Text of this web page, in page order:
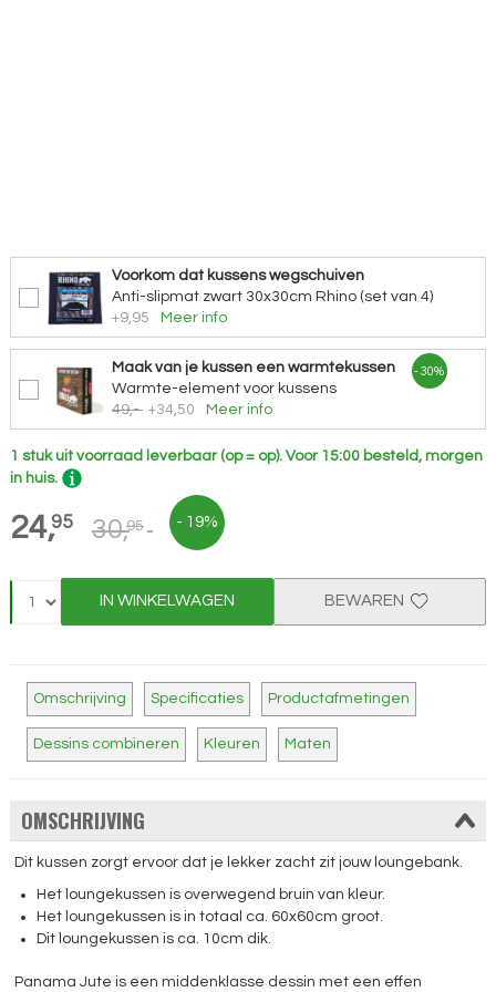
Voorkom dat kussens wegschuiven
Anti-slipmat zwart 30x30cm Rhino (set van 4)
+9,95
Meer info
Maak van je kussen een warmtekussen
Warmte-element voor kussens
49,- +34,50 Meer info
- 30%
1 stuk uit voorraad leverbaar (op = op). Voor 15:00 besteld, morgen
in huis.
24,95 30,95 - 19%
IN WINKELWAGEN BEWAREN
Omschrijving Specificaties Productafmetingen
Dessins combineren Kleuren Maten
OMSCHRIJVING
Dit kussen zorgt ervoor dat je lekker zacht zit jouw loungebank.
Het loungekussen is overwegend bruin van kleur.
Het loungekussen is in totaal ca. 60x60cm groot.
Dit loungekussen is ca. 10cm dik.
Panama Jute is een middenklasse dessin met een effen